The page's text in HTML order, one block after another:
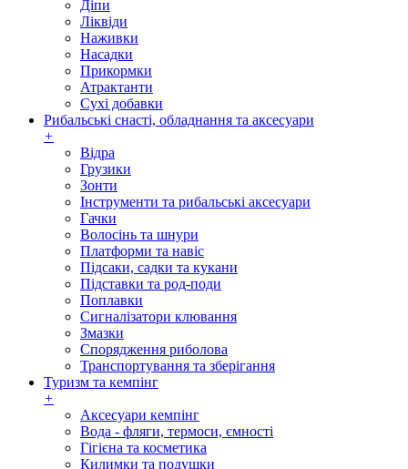
Діпи
Ліквіди
Наживки
Насадки
Прикормки
Атрактанти
Сухі добавки
Рибальські снасті, обладнання та аксесуари
+
Відра
Грузики
Зонти
Інструменти та рибальські аксесуари
Гачки
Волосінь та шнури
Платформи та навіс
Підсаки, садки та кукани
Підставки та род-поди
Поплавки
Сигналізатори клювання
Змазки
Спорядження риболова
Транспортування та зберігання
Туризм та кемпінг
+
Аксесуари кемпінг
Вода - фляги, термоси, ємності
Гігієна та косметика
Килимки та подушки